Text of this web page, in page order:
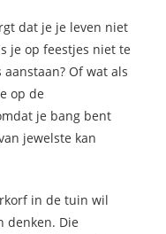
dat je je leven niet
je op feestjes niet te
Of wat als
op de
je bang bent
jewelste kan
in de tuin wil
denken. Die